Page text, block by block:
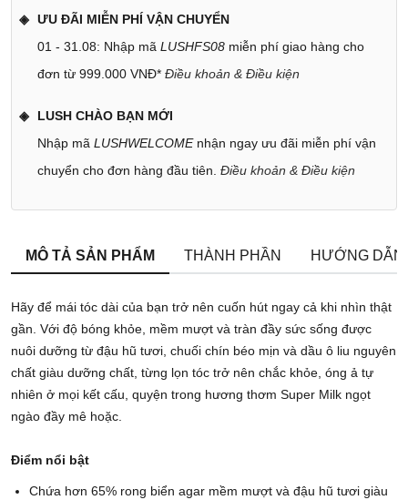
ƯU ĐÃI MIỄN PHÍ VẬN CHUYỂN
01 - 31.08: Nhập mã LUSHFS08 miễn phí giao hàng cho
đơn từ 999.000 VNĐ* Điều khoản & Điều kiện
LUSH CHÀO BẠN MỚI
Nhập mã LUSHWELCOMEnhận ngay ưu đãi miễn phí vận
chuyển cho đơn hàng đầu tiên. Điều khoản & Điều kiện
MÔ TẢ SẢN PHẨM THÀNH PHẦN HƯỚNG
Hãy để mái tóc dài của bạn trở nên cuốn hút ngay cả khi nhìn thật
gần. Với độ bóng khỏe, mềm mượt và tràn đầy sức sống được
nuôi dưỡng từ đậu hũ tươi, chuối chín béo mịn và dầu ô liu nguyên
chất giàu dưỡng chất, từng lọn tóc trở nên chắc khỏe, óng ả tự
nhiên ở mọi kết cấu, quyện trong hương thơm Super Milk ngọt
ngào đầy mê hoặc.
Điểm nổi bật
Chứa hơn 65% rong biển agar mềm mượt và đậu hũ tươi giàu